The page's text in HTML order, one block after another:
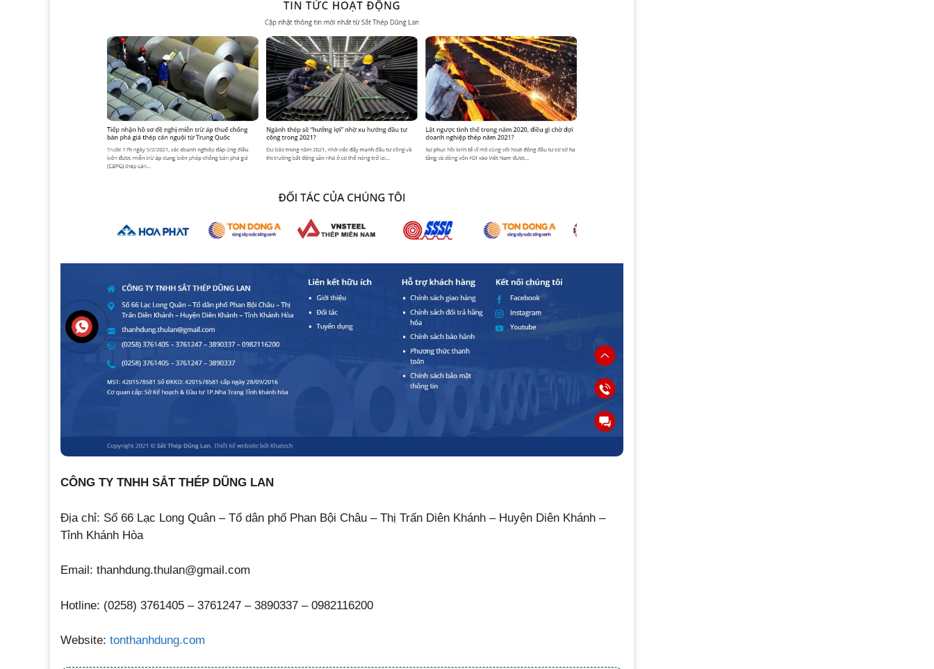
CÔNG TY TNHH SẮT THÉP DŨNG LAN
Địa chỉ: Số 66 Lạc Long Quân – Tổ dân phố Phan Bội Châu – Thị Trấn Diên Khánh – Huyện Diên Khánh –
Tỉnh Khánh Hòa
Email: thanhdung.thulan@gmail.com
Hotline: (0258) 3761405 – 3761247 – 3890337 – 0982116200
Website: tonthanhdung.com